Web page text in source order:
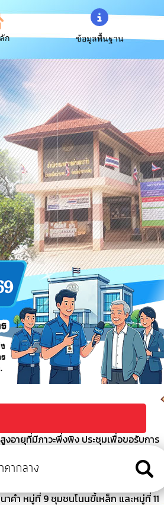
ก ข้อมูลพื้นฐาน
อายุที่มีภาวะพึ่งพิง ประชุมเพื่อขอรับการ
ะบุค
ตำบลนาวัง กองช่าง ร่วมพัฒนาแก้ไขล้าง
เจริญ
คำ หมู่ที่ 9 ชุมชนโนนขี้เหล็ก และหมู่ที่ 11